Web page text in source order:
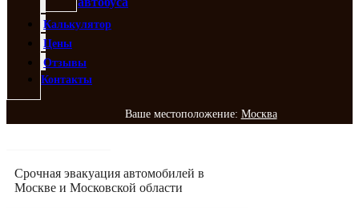
Калькулятор
Цены
Отзывы
Контакты
Ваше местоположение: Москва
Срочная эвакуация автомобилей в
Москве и Московской области